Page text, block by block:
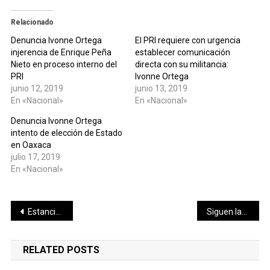
Relacionado
Denuncia Ivonne Ortega
injerencia de Enrique Peña
Nieto en proceso interno del
PRI
junio 12, 2019
En «Nacional»
El PRI requiere con urgencia
establecer comunicación
directa con su militancia:
Ivonne Ortega
junio 13, 2019
En «Nacional»
Denuncia Ivonne Ortega
intento de elección de Estado
en Oaxaca
julio 17, 2019
En «Nacional»
Navegación
de
entradas
Estancias infantiles a un paso de ganar batalla contra AMLO
RELATED POSTS